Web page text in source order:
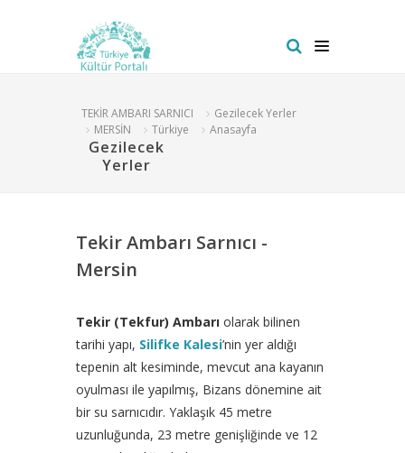
TEKİR AMBARI SARNICI
Gezilecek Yerler
MERSİN
Türkiye Anasayfa
Gezilecek
Yerler
Tekir Ambarı Sarnıcı -
Mersin
Tekir (Tekfur) Ambarı olarak bilinen
tarihi yapı, Silifke Kalesi’nin yer aldığı
tepenin alt kesiminde, mevcut ana kayanın
oyulması ile yapılmış, Bizans dönemine ait
bir su sarnıcıdır. Yaklaşık 45 metre
uzunluğunda, 23 metre genişliğinde ve 12